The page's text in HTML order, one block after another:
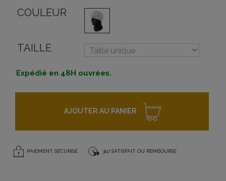
COULEUR
TAILLE
Expédié en 48H ouvrées.
AJOUTER AU PANIER
PAIEMENT SÉCURISÉ 30J SATISFAIT OU REMBOURSÉ